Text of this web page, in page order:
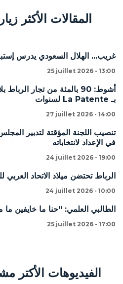
المقالات الأكثر
غريب... الهلال السعودي يدرس
25 juillet 2026 - 13:00
أشوط: 90 بالمئة من تجار
بـ La Patente لسنوات
27 juillet 2026 - 14:00
تنصيب اللجنة المؤقتة لتدبير
في الإعداد لانتخاباته
24 juillet 2026 - 19:00
الرباط تحتضن ميلاد الاتحاد العربي
24 juillet 2026 - 10:00
الطالبي العلمي: “حنا ما خايفين
25 juillet 2026 - 17:00
الفيديوهات الأكتر